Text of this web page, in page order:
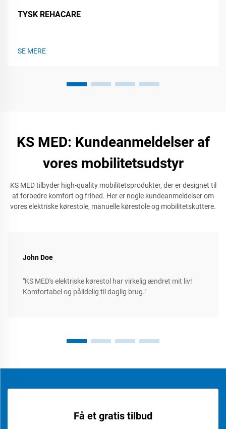
TYSK REHACARE
SE MERE
KS MED: Kundeanmeldelser af
vores mobilitetsudstyr
KS MED tilbyder high-quality mobilitetsprodukter, der er designet til
at forbedre komfort og frihed. Her er nogle kundeanmeldelser om
vores elektriske kørestole, manuelle kørestole og mobilitetskuttere.
John Doe
"KS MED's elektriske kørestol har virkelig ændret mit liv!
Komfortabel og pålidelig til daglig brug."
Få et gratis tilbud